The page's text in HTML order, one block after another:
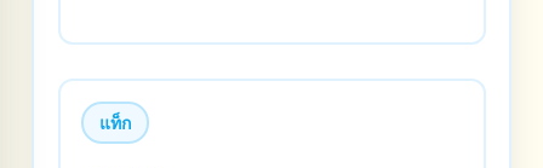
แท็ก